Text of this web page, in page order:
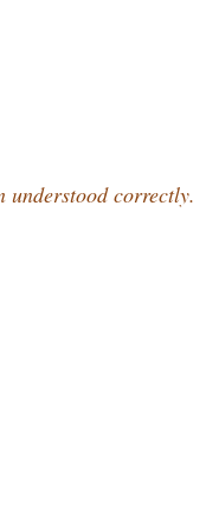
understood correctly.